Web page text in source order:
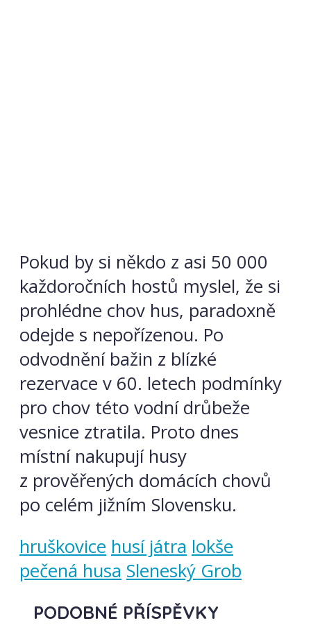
Pokud by si někdo z asi 50 000
každoročních hostů myslel, že si
prohlédne chov hus, paradoxně
odejde s nepořízenou. Po
odvodnění bažin z blízké
rezervace v 60. letech podmínky
pro chov této vodní drůbeže
vesnice ztratila. Proto dnes
místní nakupují husy
z prověřených domácích chovů
po celém jižním Slovensku.
hruškovice husí játra lokše
pečená husa Sleneský Grob
PODOBNÉ PŘÍSPĚVKY